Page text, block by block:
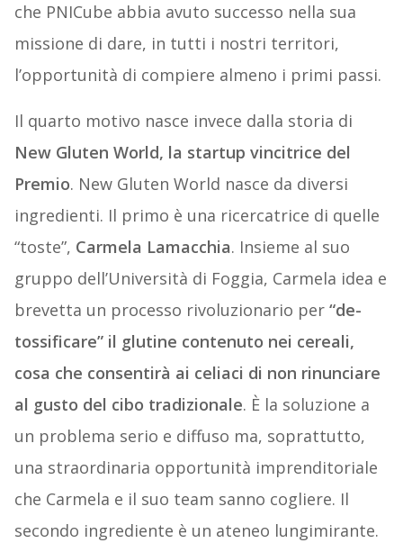
che PNICube abbia avuto successo nella sua
missione di dare, in tutti i nostri territori,
l’opportunità di compiere almeno i primi passi.
Il quarto motivo nasce invece dalla storia di
New Gluten World, la startup vincitrice del
Premio. New Gluten World nasce da diversi
ingredienti. Il primo è una ricercatrice di quelle
“toste”, Carmela Lamacchia. Insieme al suo
gruppo dell’Università di Foggia, Carmela idea e
brevetta un processo rivoluzionario per “de-
tossificare” il glutine contenuto nei cereali,
cosa che consentirà ai celiaci di non rinunciare
al gusto del cibo tradizionale. È la soluzione a
un problema serio e diffuso ma, soprattutto,
una straordinaria opportunità imprenditoriale
che Carmela e il suo team sanno cogliere. Il
secondo ingrediente è un ateneo lungimirante.